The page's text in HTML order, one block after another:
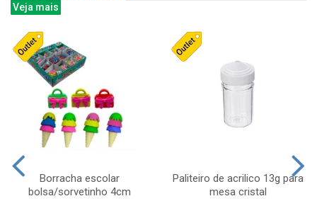
Veja mais
Borracha escolar
bolsa/sorvetinho 4cm
Paliteiro de acrilico 13g para
mesa cristal